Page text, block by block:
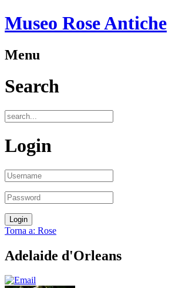
Museo Rose Antiche
Menu
Search
Login
Torna a: Rose
Adelaide d'Orleans